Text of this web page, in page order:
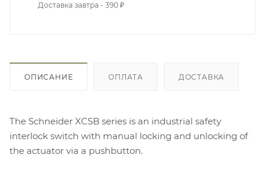
Доставка завтра - 390 ₽
ОПИСАНИЕ ОПЛАТА ДОСТАВКА
The Schneider XCSB series is an industrial safety
interlock switch with manual locking and unlocking of
the actuator via a pushbutton.